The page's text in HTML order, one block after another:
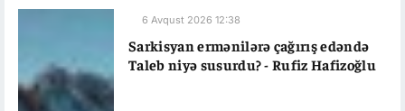
6 Avqust 2026 12:38
Sarkisyan ermənilərə çağırış edəndə
Taleb niyə susurdu? - Rufiz Hafizoğlu